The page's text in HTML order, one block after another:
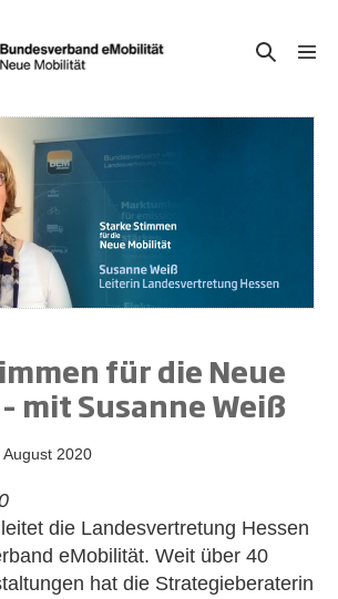
Suche-
für die Neue
mit Susanne Weiß
August 2020
die Landesvertretung Hessen
eMobilität. Weit über 40
hat die Strategieberaterin